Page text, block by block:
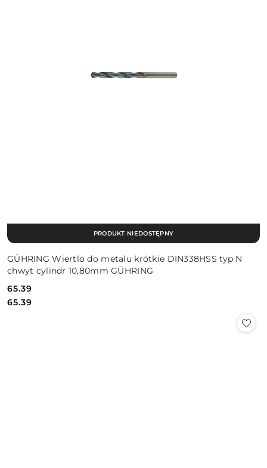
GÜHRING Wiertlo do metalu krótkie DIN338HSS typ N
chwyt cylindr 10,80mm GÜHRING
Cena:
65.39
Cena:
65.39
PRODUKT NIEDOSTĘPNY